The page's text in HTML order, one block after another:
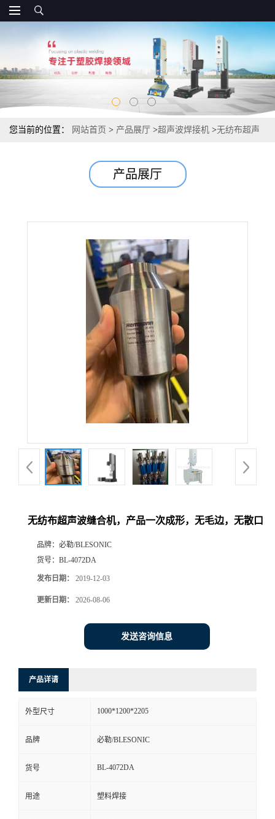
您当前的位置： 网站首页 > 产品展厅 >超声波焊接机 >无纺布超声
产品展厅
无纺布超声波缝合机，产品一次成形，无毛边，无散口
品牌： 必勒/BLESONIC
货号： BL-4072DA
发布日期： 2019-12-03
更新日期： 2026-08-06
发送咨询信息
产品详请
外型尺寸 1000*1200*2205
品牌 必勒/BLESONIC
货号 BL-4072DA
用途 塑料焊接